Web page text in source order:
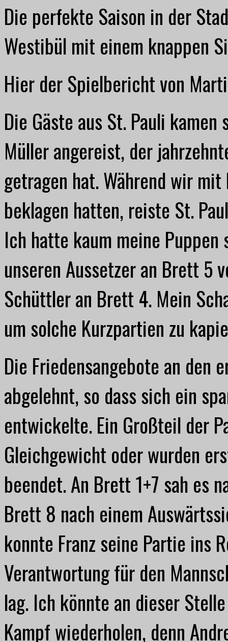
Die perfekte Saison in der
Westibül mit einem knappen
Hier der Spielbericht von
Die Gäste aus St. Pauli
Müller angereist, der
getragen hat. Während wir
beklagen hatten, reiste St.
Ich hatte kaum meine
unseren Aussetzer an Brett 5
Schüttler an Brett 4. Mein
um solche Kurzpartien zu
Die Friedensangebote an den
abgelehnt, so dass sich ein
entwickelte. Ein Großteil der
Gleichgewicht oder wurden
beendet. An Brett 1+7 sah es
Brett 8 nach einem
konnte Franz seine Partie ins
Verantwortung für den
lag. Ich könnte an dieser
Kampf wiederholen, denn